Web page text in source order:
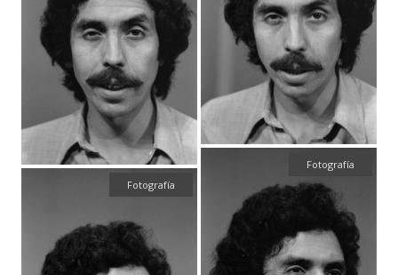
Fotografía
Fotografía